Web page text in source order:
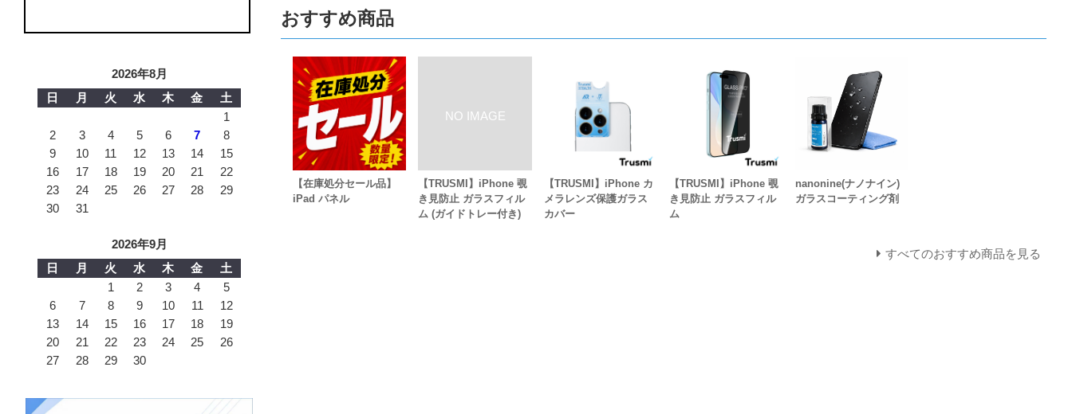
おすすめ商品
【在庫処分セール品】
iPad パネル
【TRUSMI】iPhone 覗
き見防止 ガラスフィル
ム (ガイドトレー付き)
【TRUSMI】iPhone カ
メラレンズ保護ガラス
カバー
【TRUSMI】iPhone 覗
き見防止 ガラスフィル
ム
nanonine(ナノナイン)
ガラスコーティング剤
すべてのおすすめ商品を見る
2026年8月
日
月 火 水 木 金
土
1
2
3 4 5 6 7
8
9
10 11 12 13 14
15
16
17 18 19 20 21
22
23
24 25 26 27 28
29
30
31
2026年9月
日
月 火 水 木 金
土
1
2 3 4
5
6
7 8 9 10 11
12
13
14 15 16 17 18
19
20
21 22 23 24 25
26
27
28 29 30